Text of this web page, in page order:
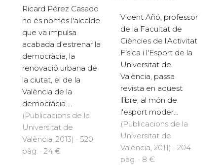
Ricard Pérez Casado
no és només l'alcalde
que va impulsa
acabada d’estrenar la
democràcia, la
renovació urbana de
la ciutat, el de la
València de la
democràcia ...
(Publicacions de la
Universitat de
València, 2013) · 520
pàg. · 24 €
Vicent Añó, professor
de la Facultat de
Ciències de l'Activitat
Física i l'Esport de la
Universitat de
València, passa
revista en aquest
llibre, al món de
l'esport moder...
(Publicacions de la
Universitat de
València, 2011) · 204
pàg. · 8 €